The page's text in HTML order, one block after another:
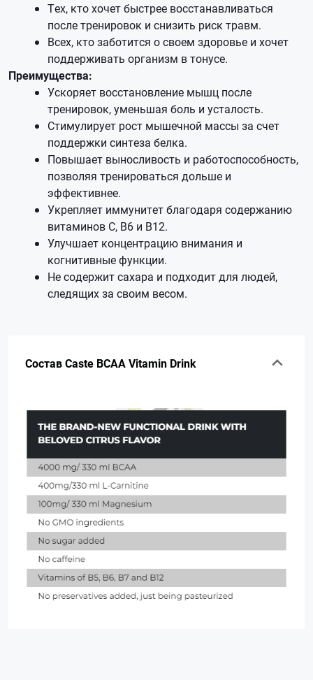
Тех, кто хочет быстрее восстанавливаться
после тренировок и снизить риск травм.
Всех, кто заботится о своем здоровье и хочет
поддерживать организм в тонусе.
Преимущества:
Ускоряет восстановление мышц после
тренировок, уменьшая боль и усталость.
Стимулирует рост мышечной массы за счет
поддержки синтеза белка.
Повышает выносливость и работоспособность,
позволяя тренироваться дольше и
эффективнее.
Укрепляет иммунитет благодаря содержанию
витаминов C, B6 и B12.
Улучшает концентрацию внимания и
когнитивные функции.
Не содержит сахара и подходит для людей,
следящих за своим весом.
Состав Caste BCAA Vitamin Drink